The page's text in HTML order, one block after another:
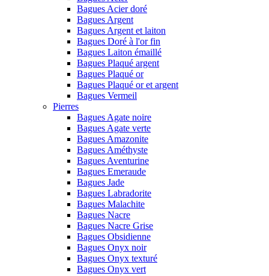
Bagues Acier doré
Bagues Argent
Bagues Argent et laiton
Bagues Doré à l'or fin
Bagues Laiton émaillé
Bagues Plaqué argent
Bagues Plaqué or
Bagues Plaqué or et argent
Bagues Vermeil
Pierres
Bagues Agate noire
Bagues Agate verte
Bagues Amazonite
Bagues Améthyste
Bagues Aventurine
Bagues Emeraude
Bagues Jade
Bagues Labradorite
Bagues Malachite
Bagues Nacre
Bagues Nacre Grise
Bagues Obsidienne
Bagues Onyx noir
Bagues Onyx texturé
Bagues Onyx vert